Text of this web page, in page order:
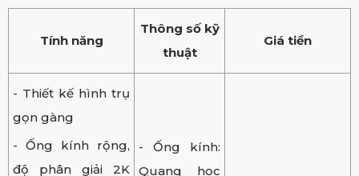
Tính năng
Thông số kỹ
thuật
Giá tiền
- Thiết kế hình trụ
gọn gàng
- Ống kính rộng,
độ phân giải 2K
- Ống kính:
Quang học